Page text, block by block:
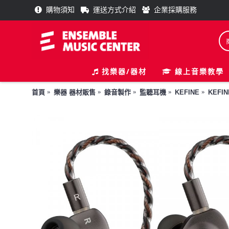
購物須知 運送方式介紹 企業採購服務
找樂器/器材 線上音樂教學
首頁 樂器 器材販售 錄音製作 監聽耳機 KEFINE